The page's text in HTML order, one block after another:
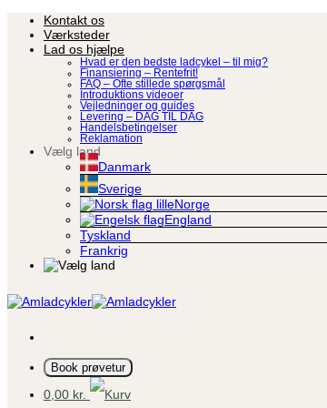
Fortsæt
indhold
Kontakt os
Værksteder
Lad os hjælpe
Hvad er den bedste ladcykel – til mig?
Finansiering – Rentefrit!
FAQ – Ofte stillede spørgsmål
Introduktions videoer
Vejledninger og guides
Levering – DAG TIL DAG
Handelsbetingelser
Reklamation
Vælg land
Danmark
Sverige
Norge
England
Tyskland
Frankrig
Book prøvetur
0,00 kr.